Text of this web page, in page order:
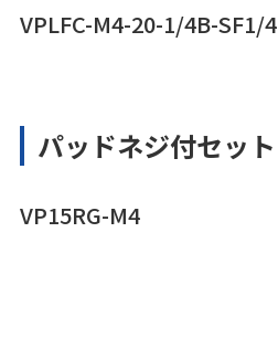
VPLFC-M4-20-1/4B-SF1/4
パッドネジ付セット
VP15RG-M4